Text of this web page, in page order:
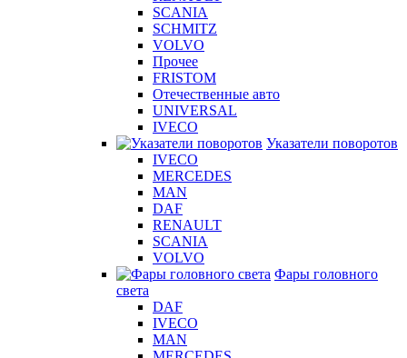
SCANIA
SCHMITZ
VOLVO
Прочее
FRISTOM
Отечественные авто
UNIVERSAL
IVECO
Указатели поворотов
IVECO
MERCEDES
MAN
DAF
RENAULT
SCANIA
VOLVO
Фары головного
света
DAF
IVECO
MAN